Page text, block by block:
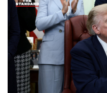
TAGS: การท่องเที่ยวแห่งประเ
Gen Y
Medical
คลินิกความงาม
ขอ
K-Beauty
Aura